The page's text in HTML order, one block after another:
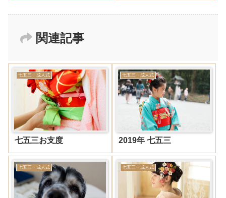
関連記事
七五三・成人式
七五三お支度
七五三・成人式
2019年 七五三
七五三・成人式 七五三・成人式